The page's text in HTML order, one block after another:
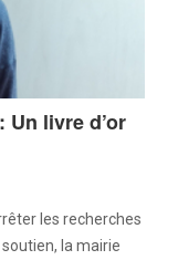
livre d’or
les recherches
la mairie